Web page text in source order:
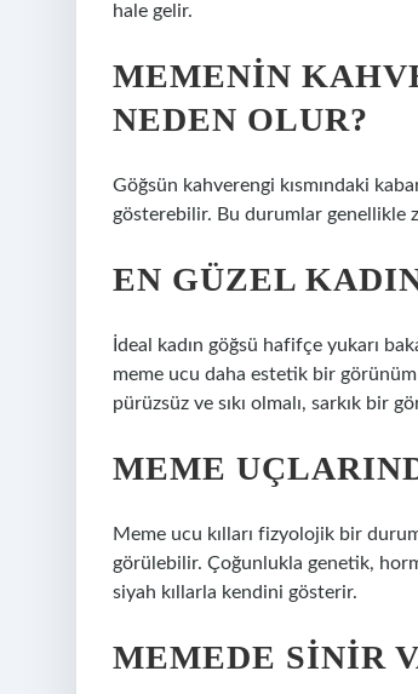
hale gelir.
MEMENIN
NEDEN OLUR?
Göğsün kahverengi kısmındaki
gösterebilir. Bu durumlar genellikle
EN GÜZEL
İdeal kadın göğsü hafifçe yukarı
meme ucu daha estetik bir görünüm
pürüzsüz ve sıkı olmalı, sarkık bir
MEME
Meme ucu kılları fizyolojik bir
görülebilir. Çoğunlukla genetik,
siyah kıllarla kendini gösterir.
MEMEDE SINIR